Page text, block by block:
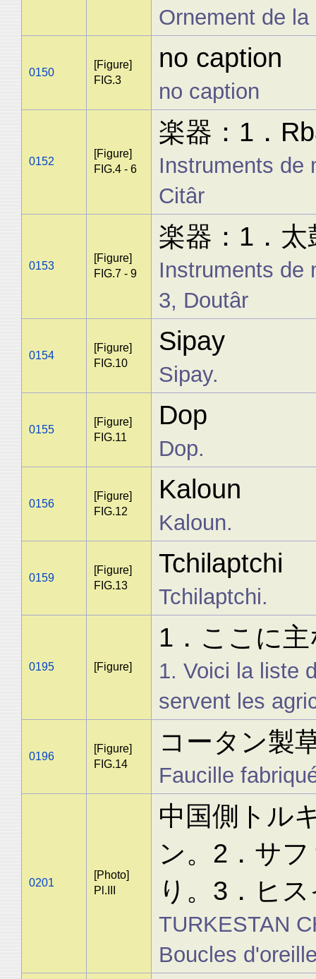
Ornement de
0150
[Figure]
FIG.3
no caption
no caption
0152
[Figure]
FIG.4 - 6
楽器：1．
Instruments de
Citâr
0153
[Figure]
FIG.7 - 9
楽器：1．
Instruments de
3, Doutâr
0154
[Figure]
FIG.10
Sipay
Sipay.
0155
[Figure]
FIG.11
Dop
Dop.
0156
[Figure]
FIG.12
Kaloun
Kaloun.
0159
[Figure]
FIG.13
Tchilaptchi
Tchilaptchi.
0195 [Figure]
1．ここに
1. Voici la liste
servent les
0196
[Figure]
FIG.14
コータン製
Faucille
0201
[Photo]
Pl.III
中国側トル
ン。2．サ
り。3．ヒ
TURKESTAN
Boucles